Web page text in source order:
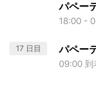
パペー
18:00 -
17 日目 パペー
09:00 到